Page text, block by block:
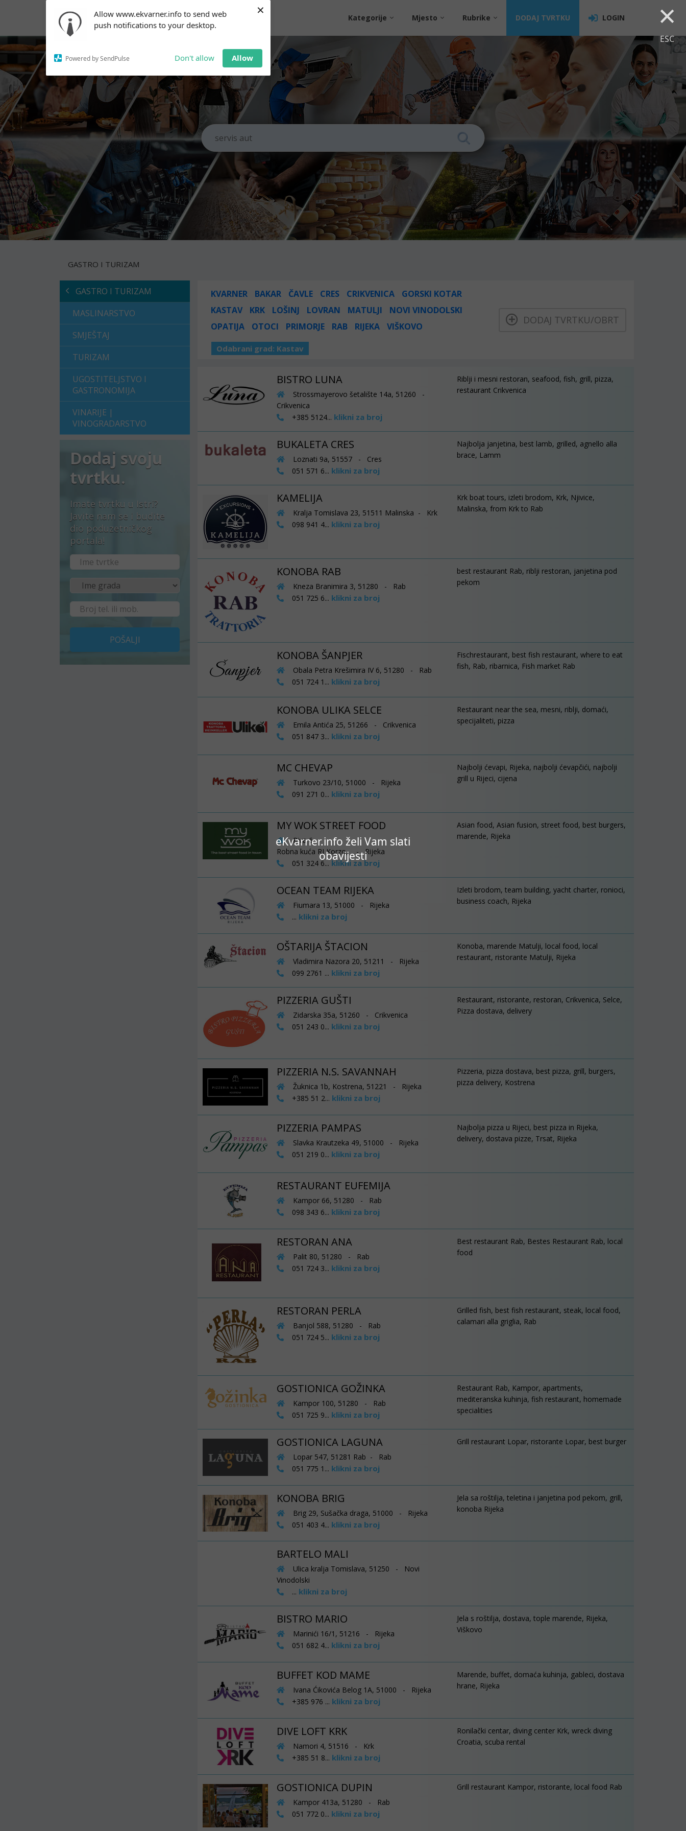
Allow www.ekvarner.info to send web
push notifications to your desktop.
Powered by SendPulse Don't allow Allow
× ×
ESC
eKvarner.info želi Vam slati
obavijesti
notifications!
To enable permission prompts, click
on the notification icon
Kategorije Mjesto Rubrike DODAJ TVRTKU LOGIN
GASTRO I TURIZAM
GASTRO I TURIZAM
MASLINARSTVO
SMJEŠTAJ
TURIZAM
UGOSTITELJSTVO I
GASTRONOMIJA
VINARIJE |
VINOGRADARSTVO
Dodaj svoju
tvrtku.
Imate tvrtku u Istri?
Javite nam se i budite
dio poduzetničkog
portala!
POŠALJI
KVARNER BAKAR ČAVLE CRES CRIKVENICA
GORSKI KOTAR
KASTAV
KRK LOŠINJ LOVRAN MATULJI
NOVI VINODOLSKI
OPATIJA
OTOCI PRIMORJE RAB RIJEKA VIŠKOVO
Odabrani grad: Kastav
DODAJ TVRTKU/OBRT
BISTRO LUNA
Strossmayerovo šetalište 14a, 51260 -
Crikvenica
+385 5124... klikni za broj
Riblji i mesni restoran, seafood, fish, grill, pizza,
restaurant Crikvenica
BUKALETA CRES
Loznati 9a, 51557 - Cres
051 571 6... klikni za broj
Najbolja janjetina, best lamb, grilled, agnello alla
brace, Lamm
KAMELIJA
Kralja Tomislava 23, 51511 Malinska - Krk
098 941 4... klikni za broj
Krk boat tours, izleti brodom, Krk, Njivice,
Malinska, from Krk to Rab
KONOBA RAB
Kneza Branimira 3, 51280 - Rab
051 725 6... klikni za broj
best restaurant Rab, riblji restoran, janjetina pod
pekom
KONOBA ŠANPJER
Obala Petra Krešimira IV 6, 51280 - Rab
051 724 1... klikni za broj
Fischrestaurant, best fish restaurant, where to eat
fish, Rab, ribarnica, Fish market Rab
KONOBA ULIKA SELCE
Emila Antića 25, 51266 - Crikvenica
051 847 3... klikni za broj
Restaurant near the sea, mesni, riblji, domaći,
specijaliteti, pizza
MC CHEVAP
Turkovo 23/10, 51000 - Rijeka
091 271 0... klikni za broj
Najbolji ćevapi, Rijeka, najbolji ćevapčići, najbolji
grill u Rijeci, cijena
MY WOK STREET FOOD
Riva 6
Robna kuća RI Korzo, - Rijeka
051 324 6... klikni za broj
Asian food, Asian fusion, street food, best burgers,
marende, Rijeka
OCEAN TEAM RIJEKA
Fiumara 13, 51000 - Rijeka
... klikni za broj
Izleti brodom, team building, yacht charter, ronioci,
business coach, Rijeka
OŠTARIJA ŠTACION
Vladimira Nazora 20, 51211 - Rijeka
099 2761 ... klikni za broj
Konoba, marende Matulji, local food, local
restaurant, ristorante Matulji, Rijeka
PIZZERIA GUŠTI
Zidarska 35a, 51260 - Crikvenica
051 243 0... klikni za broj
Restaurant, ristorante, restoran, Crikvenica, Selce,
Pizza dostava, delivery
PIZZERIA N.S. SAVANNAH
Žuknica 1b, Kostrena, 51221 - Rijeka
+385 51 2... klikni za broj
Pizzeria, pizza dostava, best pizza, grill, burgers,
pizza delivery, Kostrena
PIZZERIA PAMPAS
Slavka Krautzeka 49, 51000 - Rijeka
051 219 0... klikni za broj
Najbolja pizza u Rijeci, best pizza in Rijeka,
delivery, dostava pizze, Trsat, Rijeka
RESTAURANT EUFEMIJA
Kampor 66, 51280 - Rab
098 343 6... klikni za broj
RESTORAN ANA
Palit 80, 51280 - Rab
051 724 3... klikni za broj
Best restaurant Rab, Bestes Restaurant Rab, local
food
RESTORAN PERLA
Banjol 588, 51280 - Rab
051 724 5... klikni za broj
Grilled fish, best fish restaurant, steak, local food,
calamari alla griglia, Rab
GOSTIONICA GOŽINKA
Kampor 100, 51280 - Rab
051 725 9... klikni za broj
Restaurant Rab, Kampor, apartments,
mediteranska kuhinja, fish restaurant, homemade
specialities
GOSTIONICA LAGUNA
Lopar 547, 51281 Rab - Rab
051 775 1... klikni za broj
Grill restaurant Lopar, ristorante Lopar, best burger
KONOBA BRIG
Brig 29, Sušačka draga, 51000 - Rijeka
051 403 4... klikni za broj
Jela sa roštilja, teletina i janjetina pod pekom, grill,
konoba Rijeka
BARTELO MALI
Ulica kralja Tomislava, 51250 - Novi
Vinodolski
... klikni za broj
BISTRO MARIO
Marinići 16/1, 51216 - Rijeka
051 682 4... klikni za broj
Jela s roštilja, dostava, tople marende, Rijeka,
Viškovo
BUFFET KOD MAME
Ivana Ćikovića Belog 1A, 51000 - Rijeka
+385 976 ... klikni za broj
Marende, buffet, domaća kuhinja, gableci, dostava
hrane, Rijeka
DIVE LOFT KRK
Namori 4, 51516 - Krk
+385 51 8... klikni za broj
Ronilački centar, diving center Krk, wreck diving
Croatia, scuba rental
GOSTIONICA DUPIN
Kampor 413a, 51280 - Rab
051 772 0... klikni za broj
Grill restaurant Kampor, ristorante, local food Rab